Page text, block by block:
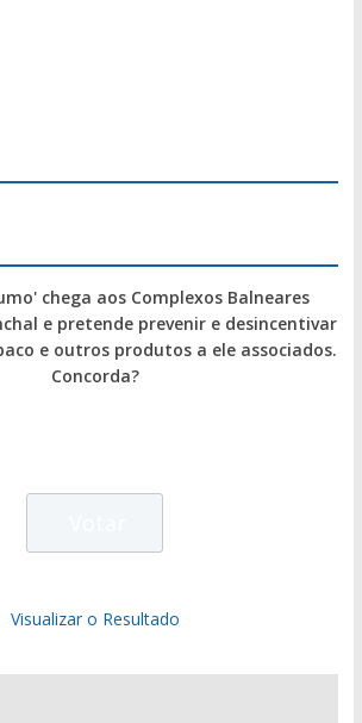
chega aos Complexos Balneares
e pretende prevenir e desincentivar
e outros produtos a ele associados.
Concorda?
Visualizar o Resultado